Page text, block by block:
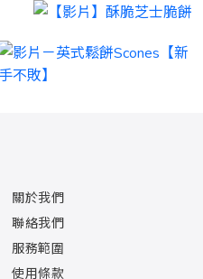
關於我們
聯絡我們
服務範圍
使用條款